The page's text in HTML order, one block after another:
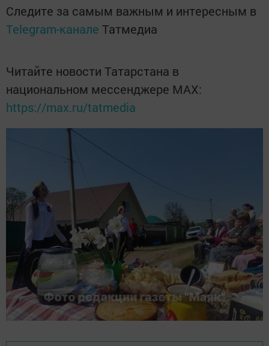
Следите за самым важным и интересным в
Telegram-канале Татмедиа
Читайте новости Татарстана в
национальном мессенджере MАХ:
https://max.ru/tatmedia